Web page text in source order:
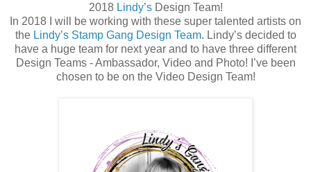
2018 Lindy’sDesign Team!
In 2018 I will be working with these super talented artists on
the Lindy’s Stamp Gang Design Team. Lindy’s decided to
have a huge team for next year and to have three different
Design Teams - Ambassador, Video and Photo! I’ve been
chosen to be on the Video Design Team!